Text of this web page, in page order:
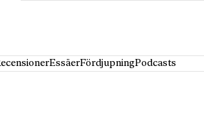
EssäerFördjupningPodcasts